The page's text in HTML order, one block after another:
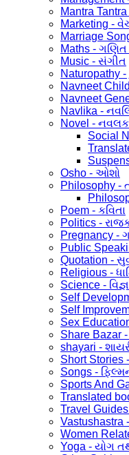
Mantra
Marketing -
Marriage
Maths -
Music - સંગીત
Naturopathy
Navneet
Navneet
Navlika -
Novel -
Social
Osho - ઓશો
Philosophy -
Poem - કવિતા
Politics -
Pregnancy -
Public
Quotation -
Religious -
Science -
Self
Self
Sex
Share Bazar
shayari -
Short Stories -
Songs -
Sports And
Translated
Travel
Vastushastra
Women
Yoga - યોગ